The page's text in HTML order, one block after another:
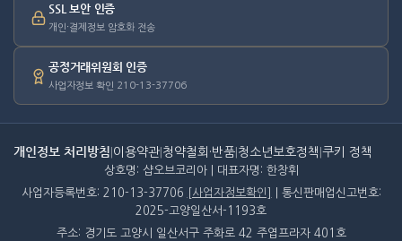
SSL 보안 인증
개인·결제정보 암호화 전송
공정거래위원회 인증
사업자정보 확인 210-13-37706
개인정보 처리방침 이용약관 청약철회·반품 청소년보호정책 쿠키 정책
상호명: 샵오브코리아 | 대표자명: 한창휘
사업자등록번호: 210-13-37706
[사업자정보확인]
| 통신판매업신고번호:
2025-고양일산서-1193호
주소: 경기도 고양시 일산서구 주화로 42 주엽프라자 401호